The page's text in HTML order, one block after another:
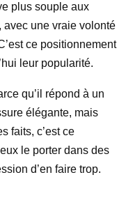
plus souple aux
une vraie volonté
ce positionnement
leur popularité.
qu’il répond à un
élégante, mais
faits, c’est ce
le porter dans des
d’en faire trop.